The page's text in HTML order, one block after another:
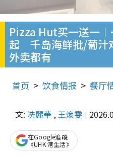
Pizza Hut买一送一
起 千岛海鲜批/葡汁
外卖都有
首页 饮食情报 餐厅
文: 冼麗華 ,王煥雯
在Google追蹤
《UHK 港生活》